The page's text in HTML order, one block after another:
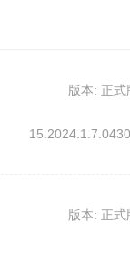
瘦
更多
生成
版本: 正式
版本: 正式